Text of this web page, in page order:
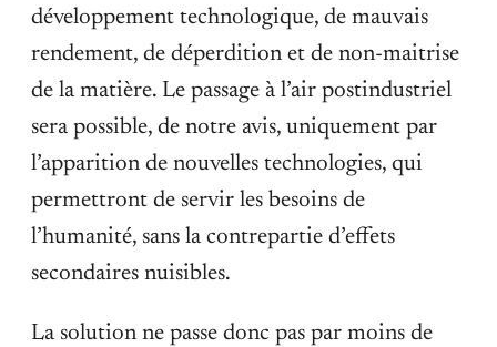
développement technologique, de mauvais
rendement, de déperdition et de non-maitrise
de la matière. Le passage à l’air postindustriel
sera possible, de notre avis, uniquement par
l’apparition de nouvelles technologies, qui
permettront de servir les besoins de
l’humanité, sans la contrepartie d’effets
secondaires nuisibles.
La solution ne passe donc pas par moins de